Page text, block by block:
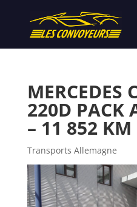
MERCEDES
220D PACK
– 11 852 KM
Transports Allemagne